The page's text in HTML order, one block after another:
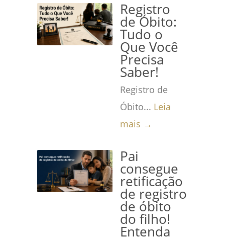
Registro
de Óbito:
Tudo o
Que Você
Precisa
Saber!
Registro de
Óbito... Leia
mais →
Pai
consegue
retificação
de registro
de óbito
do filho!
Entenda